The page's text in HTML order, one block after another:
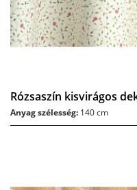
Rózsaszín kisvirágos
Anyag szélesség: 140 cm